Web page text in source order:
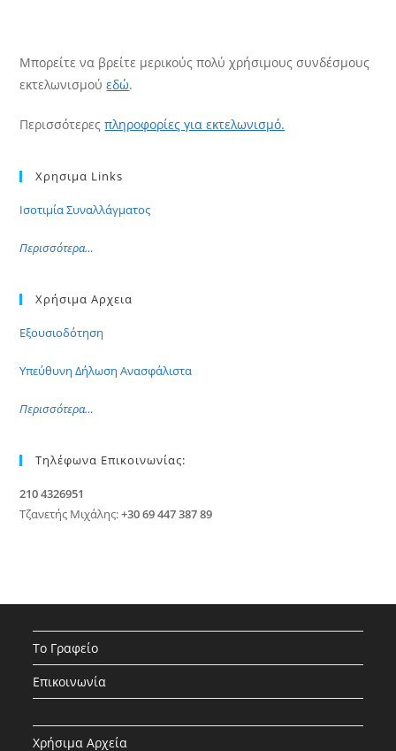
Μπορείτε να βρείτε μερικούς πολύ χρήσιμους συνδέσμους
εκτελωνισμούεδώ.
Περισσότερεςπληροφορίες για εκτελωνισμό.
Χρησιμα Links
Ισοτιμία Συναλλάγματος
Περισσότερα…
Χρήσιμα Αρχεια
Εξουσιοδότηση
Υπεύθυνη Δήλωση Ανασφάλιστα
Περισσότερα…
Τηλέφωνα Επικοινωνίας:
210 4326951
Τζανετής Μιχάλης:+30 69 447 387 89
Το Γραφείο
Επικοινωνία
Χρήσιμα Αρχεία